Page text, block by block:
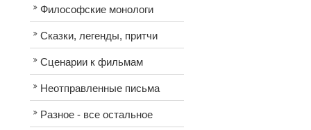
Философские монологи
Сказки, легенды, притчи
Сценарии к фильмам
Неотправленные письма
Разное - все остальное